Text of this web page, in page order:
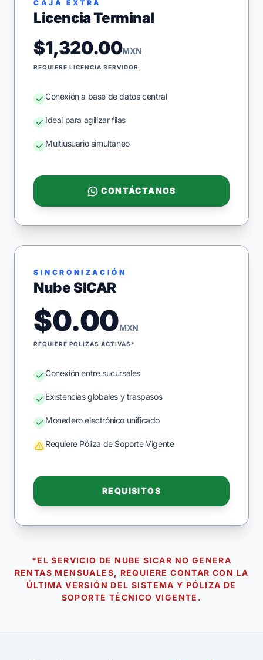
CAJA EXTRA
Licencia Terminal
$1,320.00MXN
REQUIERE LICENCIA SERVIDOR
Conexión a base de datos central
Ideal para agilizar filas
Multiusuario simultáneo
CONTÁCTANOS
SINCRONIZACIÓN
Nube SICAR
$0.00MXN
REQUIERE POLIZAS ACTIVAS*
Conexión entre sucursales
Existencias globales y traspasos
Monedero electrónico unificado
Requiere Póliza de Soporte Vigente
REQUISITOS
*EL SERVICIO DE NUBE SICAR NO GENERA
RENTAS MENSUALES, REQUIERE CONTAR CON LA
ÚLTIMA VERSIÓN DEL SISTEMA Y PÓLIZA DE
SOPORTE TÉCNICO VIGENTE.